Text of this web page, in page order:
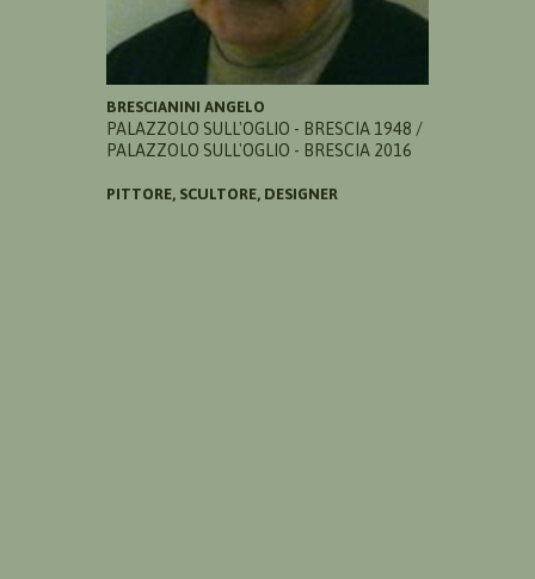
BRESCIANINI ANGELO
PALAZZOLO SULL'OGLIO - BRESCIA 1948 /
PALAZZOLO SULL'OGLIO - BRESCIA 2016
PITTORE, SCULTORE, DESIGNER